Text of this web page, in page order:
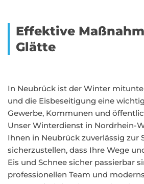
Effektive
Glätte
In Neubrück ist der Winter
und die Eisbeseitigung eine
Gewerbe, Kommunen und
Unser Winterdienst in Nordrhein-
Ihnen in Neubrück zuverlässig zur
sicherzustellen, dass Ihre Wege
Eis und Schnee sicher passierbar
professionellen Team und